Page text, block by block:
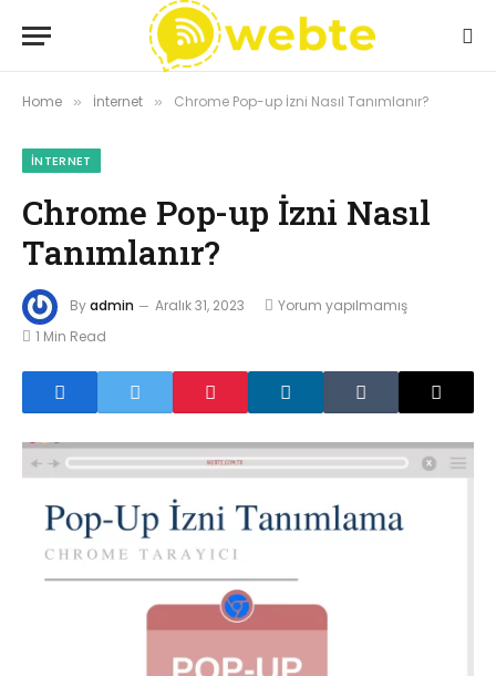
Home » İnternet » Chrome Pop-up İzni Nasıl Tanımlanır?
İNTERNET
Chrome Pop-up İzni Nasıl
Tanımlanır?
Byadmin Aralık 31, 2023
Yorum yapılmamış
1 Min Read